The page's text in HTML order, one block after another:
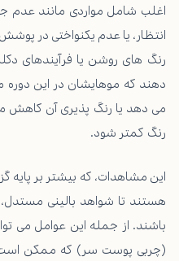
اغلب شامل مواردی مانند عدم
انتظار، یا عدم یکنواختی در
رنگ های روشن یا فرآیندهای
دهند که موهایشان در این دوره
می دهد یا رنگ پذیری آن کاهش
رنگ کمتر شود.
این مشاهدات، که بیشتر بر
هستند تا شواهد بالینی
باشند. از جمله این عوامل می
(چربی پوست سر) که ممکن است